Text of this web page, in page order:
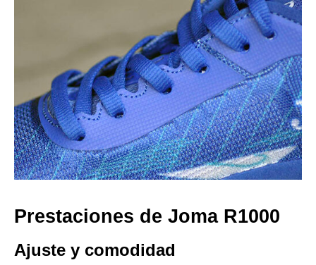
Prestaciones de Joma R1000
Ajuste y comodidad